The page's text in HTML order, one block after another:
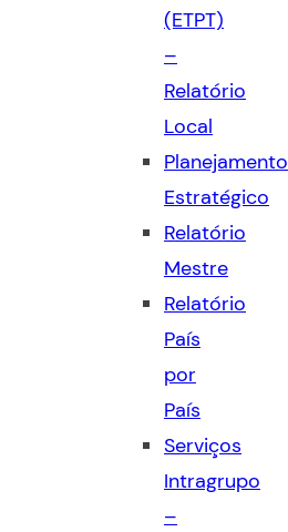
(ETPT)
–
Relatório
Local
Planejamento
Estratégico
Relatório
Mestre
Relatório
País
por
País
Serviços
Intragrupo
–